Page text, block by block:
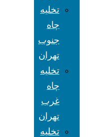
تخلیه
چاه
جنوب
تهران
تخلیه
چاه
غرب
تهران
تخلیه